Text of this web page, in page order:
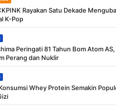
Rayakan Satu Dekade
K-Pop
Peringati 81 Tahun Bom Atom
Perang dan Nuklir
Whey Protein Semakin